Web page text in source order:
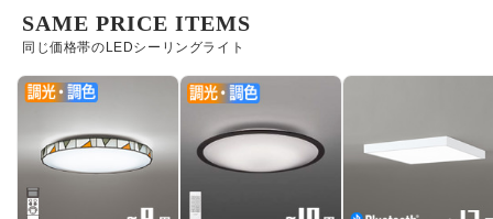
同じ価格帯のLEDシーリングライト
SAME PRICE ITEMS